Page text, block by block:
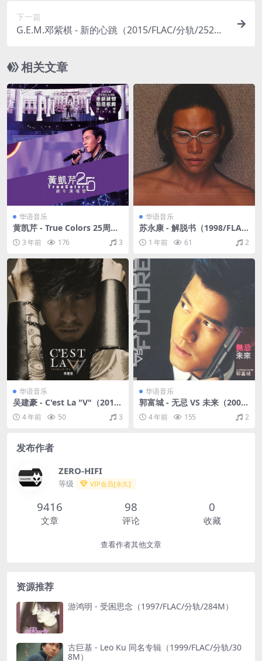
下一篇
G.E.M.邓紫棋 - 新的心跳（2015/FLAC/分轨/252
相关文章
华语音乐
黄凯芹 - True Colors 25周年
演唱会（2013/FLAC/分轨/41
1M）
3 年前 176 3
华语音乐
苏永康 - 解脱书（1998/FLA
C/分轨/278M）
1 年前 61 2
华语音乐
吴建豪 - C'est La "V"（2011/
FLAC/分轨/331M）
4 年前 50 3
华语音乐
郭富城 - 无忌 VS 未来（2001/
FLAC/EP分轨/171M）
4 年前 155 2
发布作者
ZERO-HIFI
等级 VIP会员[永久]
9416
文章
98
评论
0
收藏
查看作者其他文章
资源推荐
游鸿明 - 受困思念（1997/FLAC/分轨/284M）
古巨基 - Leo Ku 同名专辑（1999/FLAC/分轨/30
8M）